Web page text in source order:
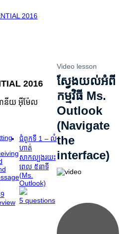
2016
2016
ណនីយ អ៊ីម៉ែល
ជំពូកទី 1 – លំ
ហាត់
សាកល្បងរយះ
ពេល ៥នាទី
(Ms.
Outlook)
5 questions
Video lesson
ស្វែងយល់អំពី
កម្មវិធី Ms.
Outlook
(Navigate
the
interface)